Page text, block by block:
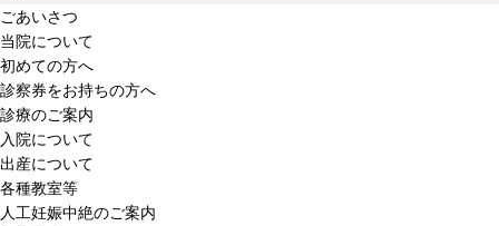
ごあいさつ
当院について
初めての方へ
診察券をお持ちの方へ
診療のご案内
入院について
出産について
各種教室等
人工妊娠中絶のご案内